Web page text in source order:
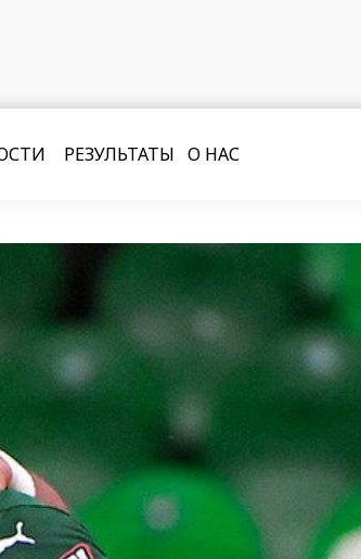
РЕЗУЛЬТАТЫ О НАС